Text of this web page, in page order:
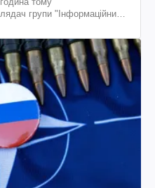
групи "Інформаційний